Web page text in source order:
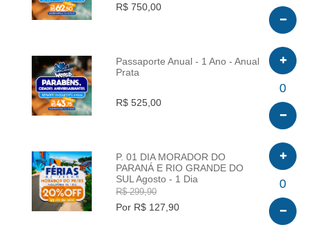
R$ 750,00
INFO
Passaporte Anual - 1 Ano - Anual
Prata
R$ 525,00
0
INFO
P. 01 DIA MORADOR DO
PARANÁ E RIO GRANDE DO
SUL Agosto - 1 Dia
R$ 299,90
Por R$ 127,90
0